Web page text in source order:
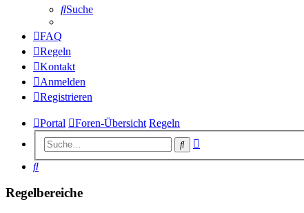
Suche
FAQ
Regeln
Kontakt
Anmelden
Registrieren
Portal Foren-Übersicht Regeln
Suche
Suche
Regelbereiche